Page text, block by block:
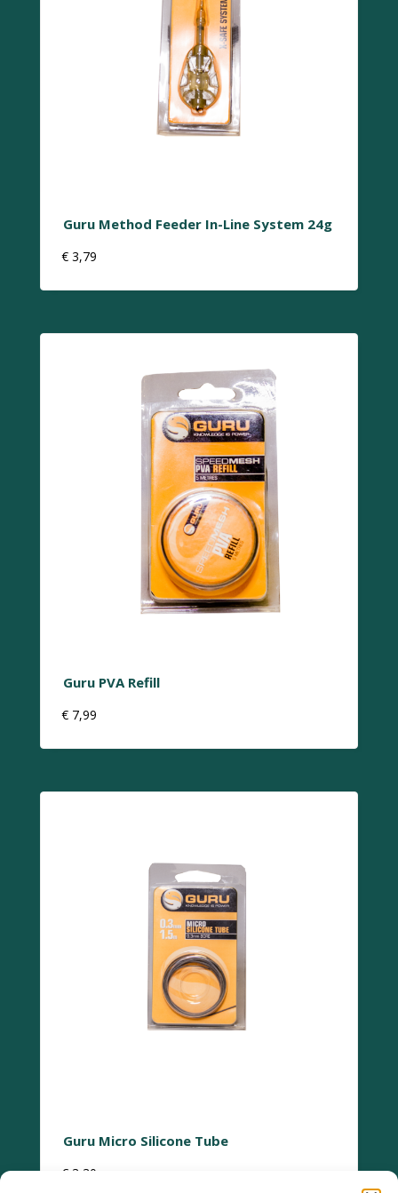
Guru Method Feeder In-Line System 24g
€ 3,79
Guru PVA Refill
€ 7,99
Guru Micro Silicone Tube
€ 3,30